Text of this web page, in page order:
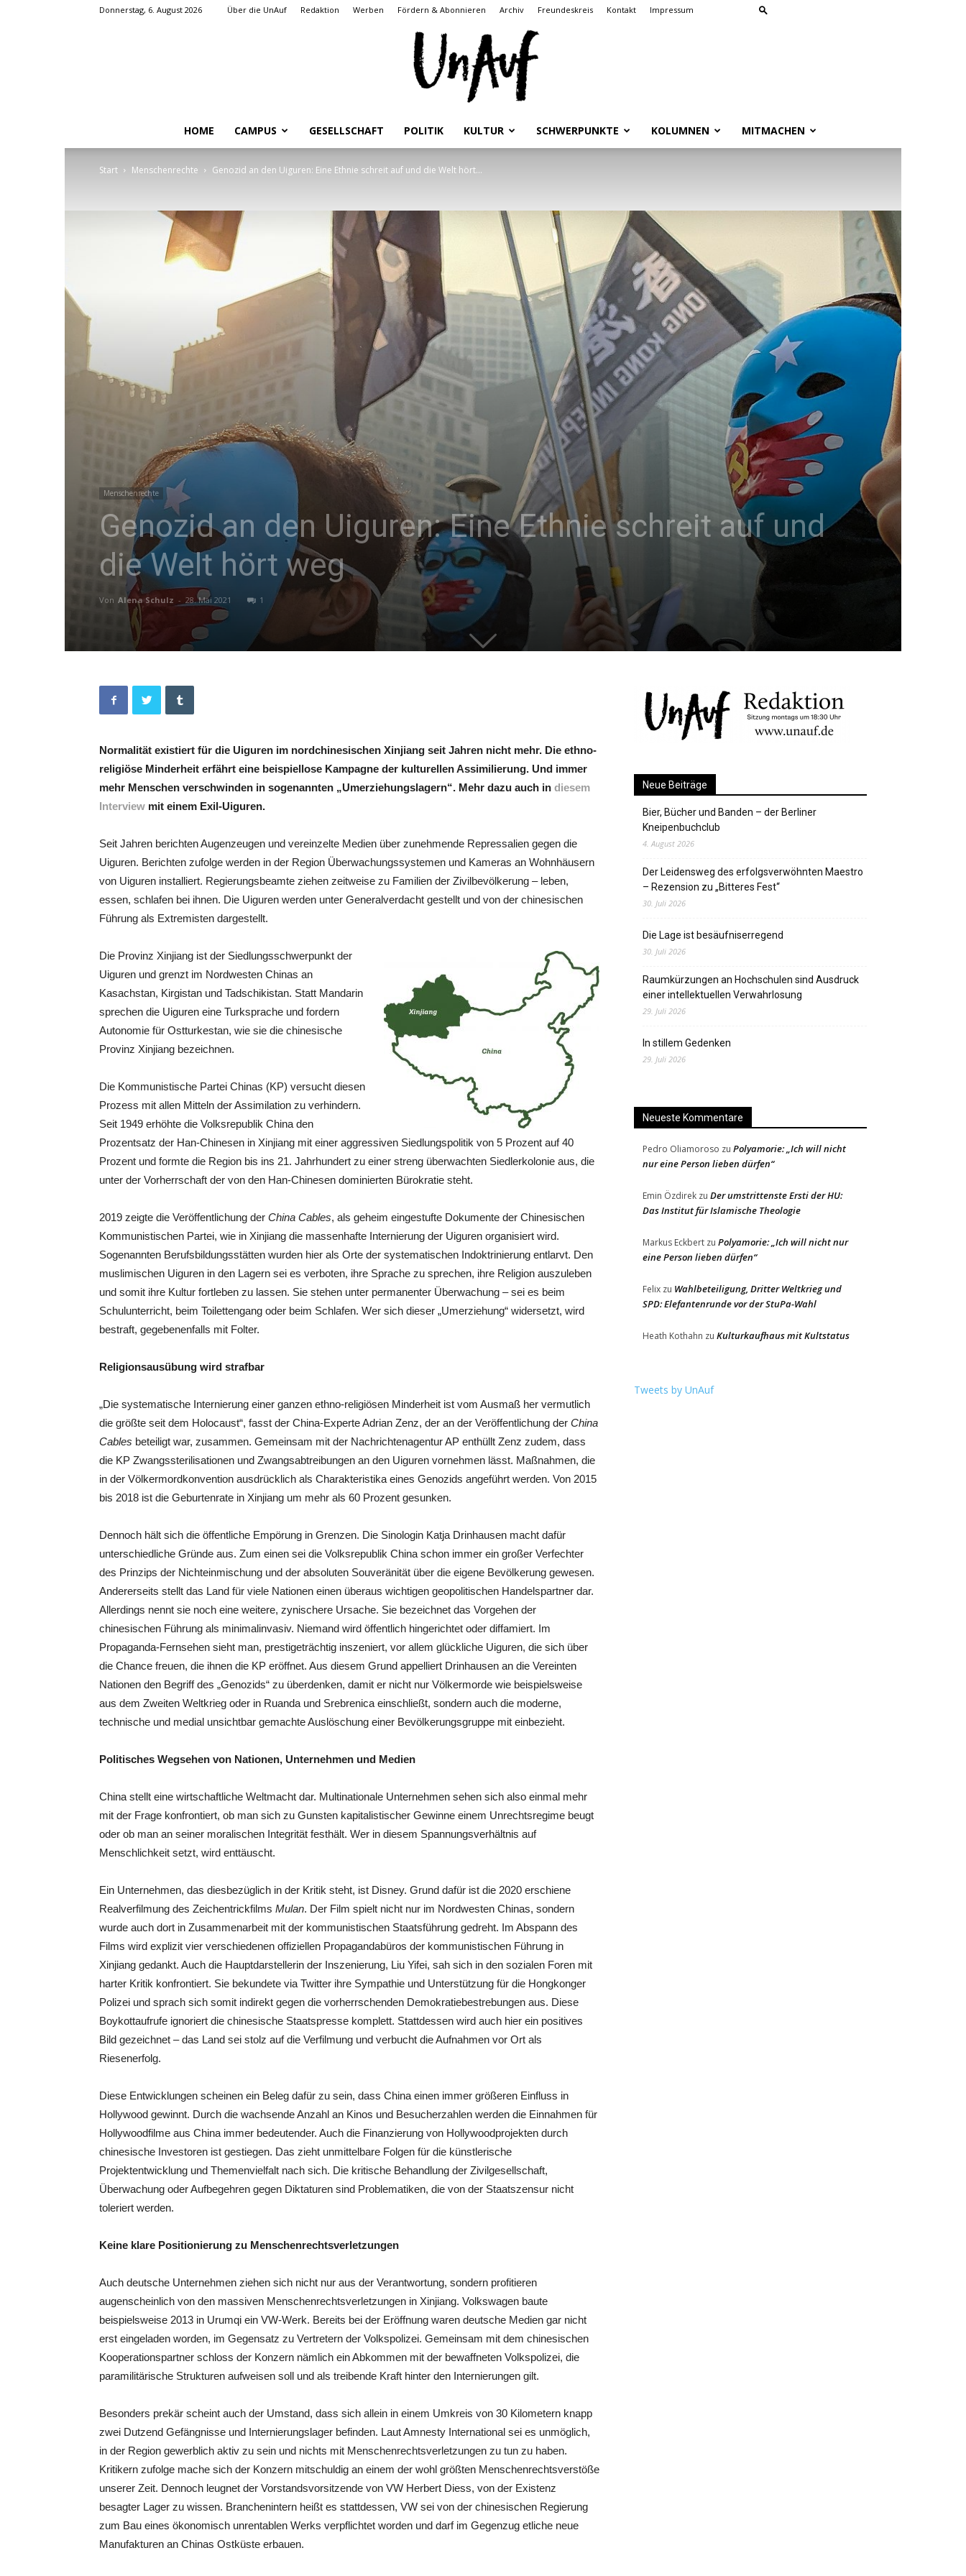
Donnerstag, 6. August 2026 Über die UnAuf Redaktion Werben Fördern & Abonnieren Archiv Freundeskreis Kontakt Impressum
ONLINE
Studierendenzeitung
der
HOME CAMPUS GESELLSCHAFT POLITIK KULTUR SCHWERPUNKTE KOLUMNEN MITMACHEN
Start Menschenrechte Genozid an den Uiguren: Eine Ethnie schreit auf und die Welt hört...
Menschenrechte
Genozid an den Uiguren: Eine Ethnie schreit auf und
die Welt hört weg
Von Alena Schulz - 28. Mai 2021 1
Normalität existiert für die Uiguren im nordchinesischen Xinjiang seit Jahren nicht mehr. Die ethno-
religiöse Minderheit erfährt eine beispiellose Kampagne der kulturellen Assimilierung. Und immer
mehr Menschen verschwinden in sogenannten „Umerziehungslagern“. Mehr dazu auch in diesem
Interview mit einem Exil-Uiguren.
Seit Jahren berichten Augenzeugen und vereinzelte Medien über zunehmende Repressalien gegen die
Uiguren. Berichten zufolge werden in der Region Überwachungssystemen und Kameras an Wohnhäusern
von Uiguren installiert. Regierungsbeamte ziehen zeitweise zu Familien der Zivilbevölkerung – leben,
essen, schlafen bei ihnen. Die Uiguren werden unter Generalverdacht gestellt und von der chinesischen
Führung als Extremisten dargestellt.
Die Provinz Xinjiang ist der Siedlungsschwerpunkt der
Uiguren und grenzt im Nordwesten Chinas an
Kasachstan, Kirgistan und Tadschikistan. Statt Mandarin
sprechen die Uiguren eine Turksprache und fordern
Autonomie für Ostturkestan, wie sie die chinesische
Provinz Xinjiang bezeichnen.
Die Kommunistische Partei Chinas (KP) versucht diesen
Prozess mit allen Mitteln der Assimilation zu verhindern.
Seit 1949 erhöhte die Volksrepublik China den
Prozentsatz der Han-Chinesen in Xinjiang mit einer aggressiven Siedlungspolitik von 5 Prozent auf 40
Prozent und formte die Region bis ins 21. Jahrhundert zu einer streng überwachten Siedlerkolonie aus, die
unter der Vorherrschaft der von den Han-Chinesen dominierten Bürokratie steht.
2019 zeigte die Veröffentlichung der China Cables, als geheim eingestufte Dokumente der Chinesischen
Kommunistischen Partei, wie in Xinjiang die massenhafte Internierung der Uiguren organisiert wird.
Sogenannten Berufsbildungsstätten wurden hier als Orte der systematischen Indoktrinierung entlarvt. Den
muslimischen Uiguren in den Lagern sei es verboten, ihre Sprache zu sprechen, ihre Religion auszuleben
und somit ihre Kultur fortleben zu lassen. Sie stehen unter permanenter Überwachung – sei es beim
Schulunterricht, beim Toilettengang oder beim Schlafen. Wer sich dieser „Umerziehung“ widersetzt, wird
bestraft, gegebenenfalls mit Folter.
Religionsausübung wird strafbar
„Die systematische Internierung einer ganzen ethno-religiösen Minderheit ist vom Ausmaß her vermutlich
die größte seit dem Holocaust“, fasst der China-Experte Adrian Zenz, der an der Veröffentlichung der China
Cables beteiligt war, zusammen. Gemeinsam mit der Nachrichtenagentur AP enthüllt Zenz zudem, dass
die KP Zwangssterilisationen und Zwangsabtreibungen an den Uiguren vornehmen lässt. Maßnahmen, die
in der Völkermordkonvention ausdrücklich als Charakteristika eines Genozids angeführt werden. Von 2015
bis 2018 ist die Geburtenrate in Xinjiang um mehr als 60 Prozent gesunken.
Dennoch hält sich die öffentliche Empörung in Grenzen. Die Sinologin Katja Drinhausen macht dafür
unterschiedliche Gründe aus. Zum einen sei die Volksrepublik China schon immer ein großer Verfechter
des Prinzips der Nichteinmischung und der absoluten Souveränität über die eigene Bevölkerung gewesen.
Andererseits stellt das Land für viele Nationen einen überaus wichtigen geopolitischen Handelspartner dar.
Allerdings nennt sie noch eine weitere, zynischere Ursache. Sie bezeichnet das Vorgehen der
chinesischen Führung als minimalinvasiv. Niemand wird öffentlich hingerichtet oder diffamiert. Im
Propaganda-Fernsehen sieht man, prestigeträchtig inszeniert, vor allem glückliche Uiguren, die sich über
die Chance freuen, die ihnen die KP eröffnet. Aus diesem Grund appelliert Drinhausen an die Vereinten
Nationen den Begriff des „Genozids“ zu überdenken, damit er nicht nur Völkermorde wie beispielsweise
aus dem Zweiten Weltkrieg oder in Ruanda und Srebrenica einschließt, sondern auch die moderne,
technische und medial unsichtbar gemachte Auslöschung einer Bevölkerungsgruppe mit einbezieht.
Politisches Wegsehen von Nationen, Unternehmen und Medien
China stellt eine wirtschaftliche Weltmacht dar. Multinationale Unternehmen sehen sich also einmal mehr
mit der Frage konfrontiert, ob man sich zu Gunsten kapitalistischer Gewinne einem Unrechtsregime beugt
oder ob man an seiner moralischen Integrität festhält. Wer in diesem Spannungsverhältnis auf
Menschlichkeit setzt, wird enttäuscht.
Ein Unternehmen, das diesbezüglich in der Kritik steht, ist Disney. Grund dafür ist die 2020 erschiene
Realverfilmung des Zeichentrickfilms Mulan. Der Film spielt nicht nur im Nordwesten Chinas, sondern
wurde auch dort in Zusammenarbeit mit der kommunistischen Staatsführung gedreht. Im Abspann des
Films wird explizit vier verschiedenen offiziellen Propagandabüros der kommunistischen Führung in
Xinjiang gedankt. Auch die Hauptdarstellerin der Inszenierung, Liu Yifei, sah sich in den sozialen Foren mit
harter Kritik konfrontiert. Sie bekundete via Twitter ihre Sympathie und Unterstützung für die Hongkonger
Polizei und sprach sich somit indirekt gegen die vorherrschenden Demokratiebestrebungen aus. Diese
Boykottaufrufe ignoriert die chinesische Staatspresse komplett. Stattdessen wird auch hier ein positives
Bild gezeichnet – das Land sei stolz auf die Verfilmung und verbucht die Aufnahmen vor Ort als
Riesenerfolg.
Diese Entwicklungen scheinen ein Beleg dafür zu sein, dass China einen immer größeren Einfluss in
Hollywood gewinnt. Durch die wachsende Anzahl an Kinos und Besucherzahlen werden die Einnahmen für
Hollywoodfilme aus China immer bedeutender. Auch die Finanzierung von Hollywoodprojekten durch
chinesische Investoren ist gestiegen. Das zieht unmittelbare Folgen für die künstlerische
Projektentwicklung und Themenvielfalt nach sich. Die kritische Behandlung der Zivilgesellschaft,
Überwachung oder Aufbegehren gegen Diktaturen sind Problematiken, die von der Staatszensur nicht
toleriert werden.
Keine klare Positionierung zu Menschenrechtsverletzungen
Auch deutsche Unternehmen ziehen sich nicht nur aus der Verantwortung, sondern profitieren
augenscheinlich von den massiven Menschenrechtsverletzungen in Xinjiang. Volkswagen baute
beispielsweise 2013 in Urumqi ein VW-Werk. Bereits bei der Eröffnung waren deutsche Medien gar nicht
erst eingeladen worden, im Gegensatz zu Vertretern der Volkspolizei. Gemeinsam mit dem chinesischen
Kooperationspartner schloss der Konzern nämlich ein Abkommen mit der bewaffneten Volkspolizei, die
paramilitärische Strukturen aufweisen soll und als treibende Kraft hinter den Internierungen gilt.
Besonders prekär scheint auch der Umstand, dass sich allein in einem Umkreis von 30 Kilometern knapp
zwei Dutzend Gefängnisse und Internierungslager befinden. Laut Amnesty International sei es unmöglich,
in der Region gewerblich aktiv zu sein und nichts mit Menschenrechtsverletzungen zu tun zu haben.
Kritikern zufolge mache sich der Konzern mitschuldig an einem der wohl größten Menschenrechtsverstöße
unserer Zeit. Dennoch leugnet der Vorstandsvorsitzende von VW Herbert Diess, von der Existenz
besagter Lager zu wissen. Branchenintern heißt es stattdessen, VW sei von der chinesischen Regierung
zum Bau eines ökonomisch unrentablen Werks verpflichtet worden und darf im Gegenzug etliche neue
Manufakturen an Chinas Ostküste erbauen.
Neue Beiträge
Bier, Bücher und Banden – der Berliner
Kneipenbuchclub
4. August 2026
Der Leidensweg des erfolgsverwöhnten Maestro
– Rezension zu „Bitteres Fest“
30. Juli 2026
Die Lage ist besäufniserregend
30. Juli 2026
Raumkürzungen an Hochschulen sind Ausdruck
einer intellektuellen Verwahrlosung
29. Juli 2026
In stillem Gedenken
29. Juli 2026
Neueste Kommentare
Pedro Oliamoroso zu Polyamorie: „Ich will nicht
nur eine Person lieben dürfen“
Emin Özdirek zu Der umstrittenste Ersti der HU:
Das Institut für Islamische Theologie
Markus Eckbert zu Polyamorie: „Ich will nicht nur
eine Person lieben dürfen“
Felix zu Wahlbeteiligung, Dritter Weltkrieg und
SPD: Elefantenrunde vor der StuPa-Wahl
Heath Kothahn zu Kulturkaufhaus mit Kultstatus
Tweets by UnAuf